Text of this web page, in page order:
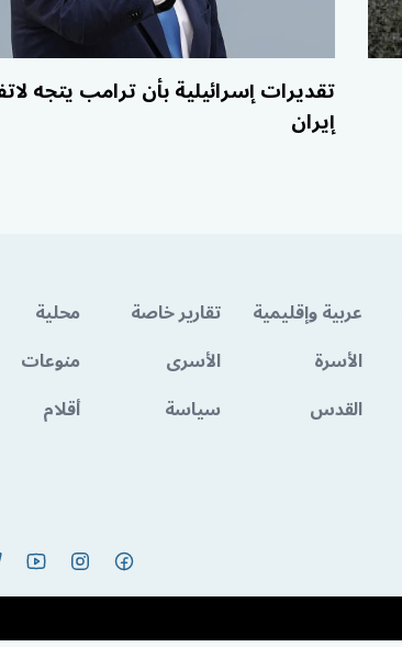
تقديرات إسرائيلية بأن ترامب يتجه
إيران
عربية وإقليمية تقارير خاصة
محلية
الأسرة الأسرى
منوعات
القدس سياسة
أقلام